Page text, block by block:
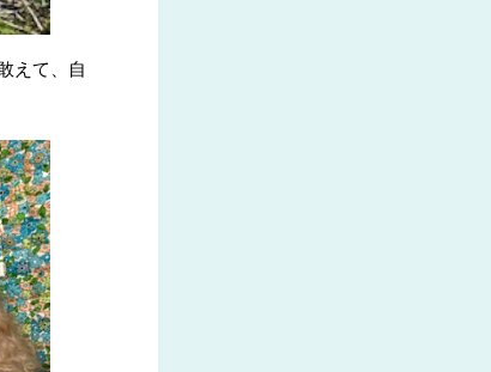
えて、自